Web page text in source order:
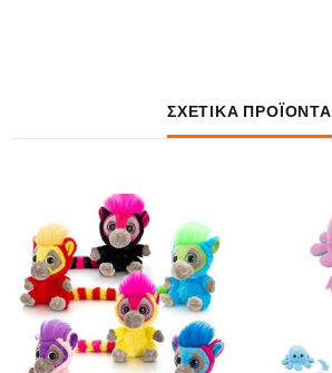
ΣΧΕΤΙΚΆ ΠΡΟΪΌΝΤΑ